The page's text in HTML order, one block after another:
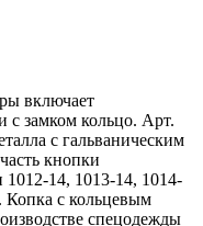
включает
с замком кольцо. Арт.
с гальваническим
кнопки
1012-14, 1013-14, 1014-
Копка с кольцевым
спецодежды